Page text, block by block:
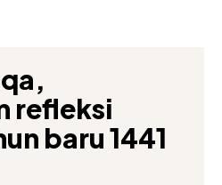
refleksi
baru 1441